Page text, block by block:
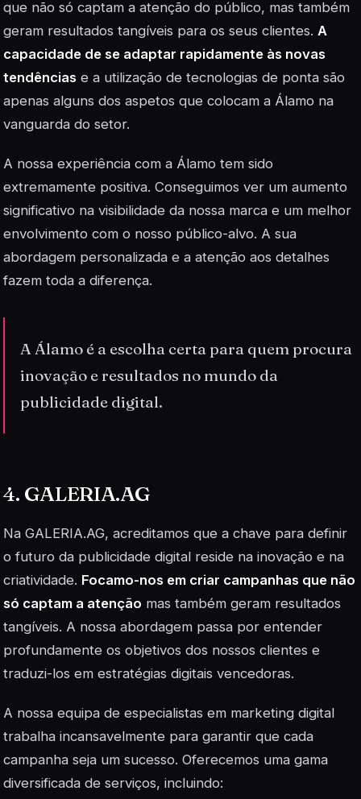
que não só captam a atenção do público, mas também
geram resultados tangíveis para os seus clientes. A
capacidade de se adaptar rapidamente às novas
tendências e a utilização de tecnologias de ponta são
apenas alguns dos aspetos que colocam a Álamo na
vanguarda do setor.
A nossa experiência com a Álamo tem sido
extremamente positiva. Conseguimos ver um aumento
significativo na visibilidade da nossa marca e um melhor
envolvimento com o nosso público-alvo. A sua
abordagem personalizada e a atenção aos detalhes
fazem toda a diferença.
A Álamo é a escolha certa para quem procura
inovação e resultados no mundo da
publicidade digital.
4. GALERIA.AG
Na GALERIA.AG, acreditamos que a chave para definir
o futuro da publicidade digital reside na inovação e na
criatividade. Focamo-nos em criar campanhas que não
só captam a atenção mas também geram resultados
tangíveis. A nossa abordagem passa por entender
profundamente os objetivos dos nossos clientes e
traduzi-los em estratégias digitais vencedoras.
A nossa equipa de especialistas em marketing digital
trabalha incansavelmente para garantir que cada
campanha seja um sucesso. Oferecemos uma gama
diversificada de serviços, incluindo: